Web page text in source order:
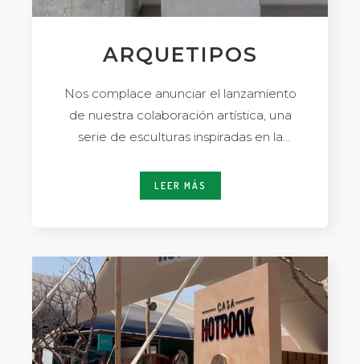
ARQUETIPOS
Nos complace anunciar el lanzamiento
de nuestra colaboración artística, una
serie de esculturas inspiradas en la
LEER MÁS